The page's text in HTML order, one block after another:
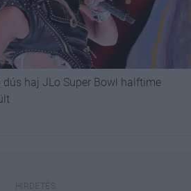
haj JLo Super Bowl halftime